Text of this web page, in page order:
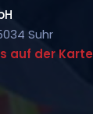
Suhr
auf der Karte